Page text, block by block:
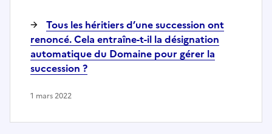
Tous les héritiers d’une succession ont
renoncé. Cela entraîne-t-il la désignation
automatique du Domaine pour gérer la
succession ?
1 mars 2022